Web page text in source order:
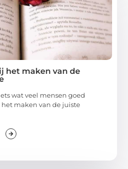
het maken van de
wat veel mensen goed
maken van de juiste